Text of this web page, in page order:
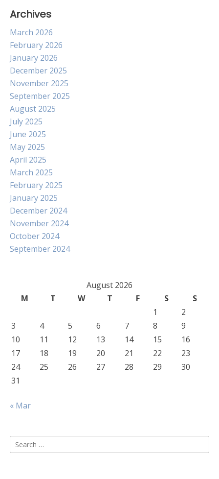
Archives
March 2026
February 2026
January 2026
December 2025
November 2025
September 2025
August 2025
July 2025
June 2025
May 2025
April 2025
March 2025
February 2025
January 2025
December 2024
November 2024
October 2024
September 2024
August 2026
M
T W T F S
S
1
2
3
4 5 6 7 8
9
10
11 12 13 14 15
16
17
18 19 20 21 22
23
24
25 26 27 28 29
30
31
« Mar
Search
for: